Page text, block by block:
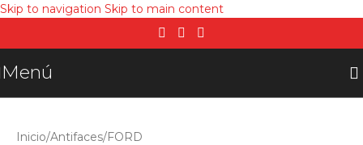
Skip to navigation Skip to main content
Menú
Inicio/Antifaces/FORD